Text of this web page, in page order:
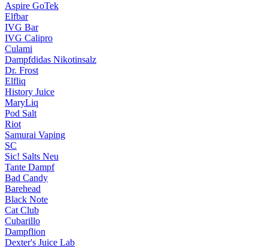
Aspire GoTek
Elfbar
IVG Bar
IVG Calipro
Culami
Dampfdidas Nikotinsalz
Dr. Frost
Elfliq
History Juice
MaryLiq
Pod Salt
Riot
Samurai Vaping
SC
Sic! Salts Neu
Tante Dampf
Bad Candy
Barehead
Black Note
Cat Club
Cubarillo
Dampflion
Dexter's Juice Lab